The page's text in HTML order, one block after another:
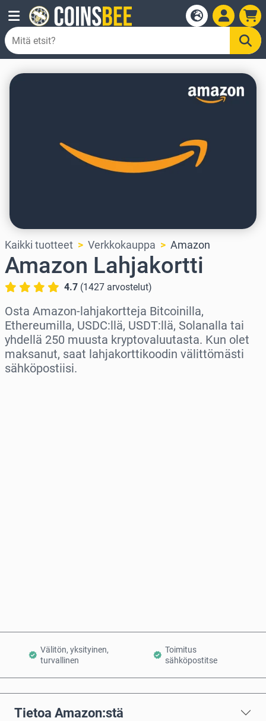
Kaikki tuotteet Verkkokauppa Amazon
Amazon Lahjakortti
4.7 (1427 arvostelut)
Osta Amazon-lahjakortteja Bitcoinilla,
Ethereumilla, USDC:llä, USDT:llä, Solanalla tai
yhdellä 250 muusta kryptovaluutasta. Kun olet
maksanut, saat lahjakorttikoodin välittömästi
sähköpostiisi.
Välitön, yksityinen,
turvallinen
Toimitus
sähköpostitse
Tietoa Amazon:stä